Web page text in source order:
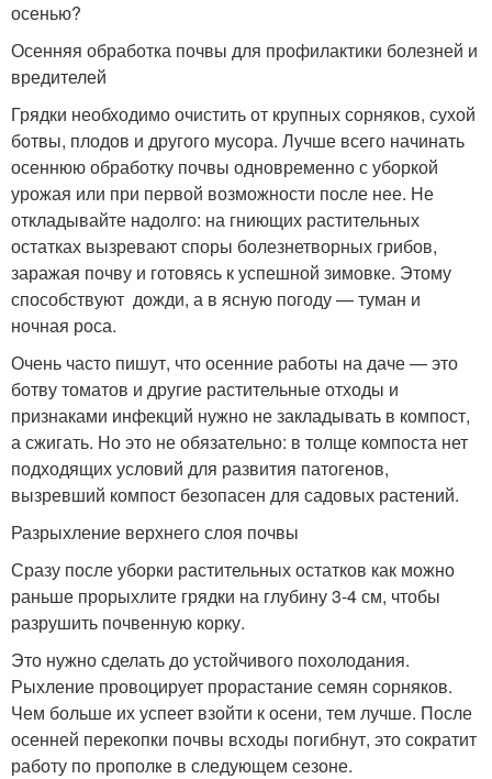
осенью?
Осенняя обработка почвы для профилактики болезней и
вредителей
Грядки необходимо очистить от крупных сорняков, сухой
ботвы, плодов и другого мусора. Лучше всего начинать
осеннюю обработку почвы одновременно с уборкой
урожая или при первой возможности после нее. Не
откладывайте надолго: на гниющих растительных
остатках вызревают споры болезнетворных грибов,
заражая почву и готовясь к успешной зимовке. Этому
способствуют дожди, а в ясную погоду — туман и
ночная роса.
Очень часто пишут, что осенние работы на даче — это
ботву томатов и другие растительные отходы и
признаками инфекций нужно не закладывать в компост,
а сжигать. Но это не обязательно: в толще компоста нет
подходящих условий для развития патогенов,
вызревший компост безопасен для садовых растений.
Разрыхление верхнего слоя почвы
Сразу после уборки растительных остатков как можно
раньше прорыхлите грядки на глубину 3-4 см, чтобы
разрушить почвенную корку.
Это нужно сделать до устойчивого похолодания.
Рыхление провоцирует прорастание семян сорняков.
Чем больше их успеет взойти к осени, тем лучше. После
осенней перекопки почвы всходы погибнут, это сократит
работу по прополке в следующем сезоне.